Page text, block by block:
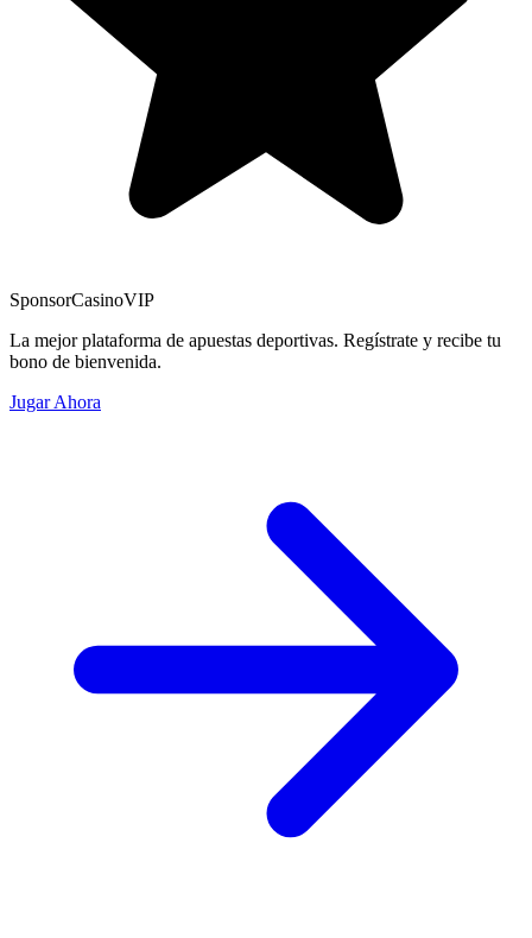
SponsorCasinoVIP
La mejor plataforma de apuestas deportivas. Regístrate y recibe tu
bono de bienvenida.
Jugar Ahora